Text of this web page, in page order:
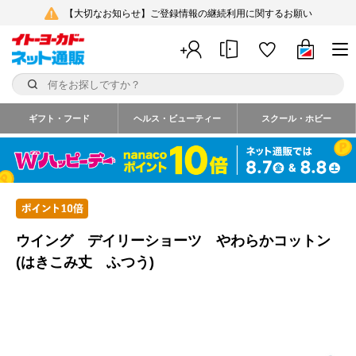
【大切なお知らせ】ご登録情報の継続利用に関するお願い
ギフト・フード ヘルス・ビューティー スクール・ホビー
ウイング デイリーショーツ やわらかコットン
(はきこみ丈 ふつう)